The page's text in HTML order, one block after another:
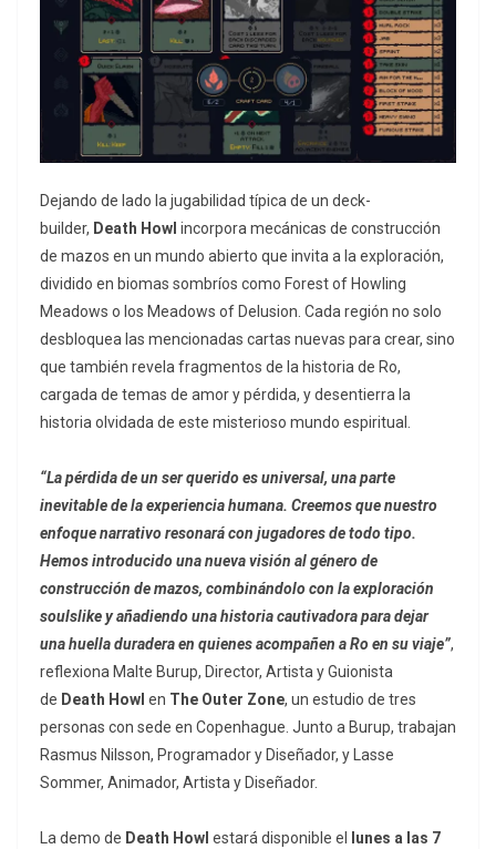
Dejando de lado la jugabilidad típica de un deck-
builder, Death Howl incorpora mecánicas de construcción
de mazos en un mundo abierto que invita a la exploración,
dividido en biomas sombríos como Forest of Howling
Meadows o los Meadows of Delusion. Cada región no solo
desbloquea las mencionadas cartas nuevas para crear, sino
que también revela fragmentos de la historia de Ro,
cargada de temas de amor y pérdida, y desentierra la
historia olvidada de este misterioso mundo espiritual.
“La pérdida de un ser querido es universal, una parte
inevitable de la experiencia humana. Creemos que nuestro
enfoque narrativo resonará con jugadores de todo tipo.
Hemos introducido una nueva visión al género de
construcción de mazos, combinándolo con la exploración
soulslike y añadiendo una historia cautivadora para dejar
una huella duradera en quienes acompañen a Ro en su viaje”,
reflexiona Malte Burup, Director, Artista y Guionista
de Death Howl en The Outer Zone, un estudio de tres
personas con sede en Copenhague. Junto a Burup, trabajan
Rasmus Nilsson, Programador y Diseñador, y Lasse
Sommer, Animador, Artista y Diseñador.
La demo de Death Howl estará disponible el
lunes a las 7